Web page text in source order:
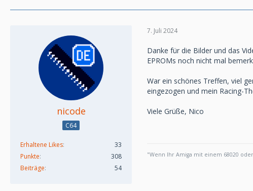
nicode
C64
Erhaltene Likes
33
Punkte
308
Beiträge
54
7. Juli 2024
Danke für die Bilder und das
EPROMs noch nicht mal
War ein schönes Treffen, viel
eingezogen und mein Racing-
Viele Grüße, Nico
"Wenn Ihr Amiga mit einem 68020